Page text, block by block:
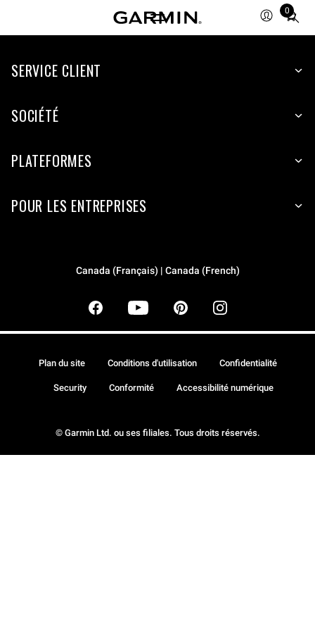
0
Total
items
cart:
SERVICE CLIENT
SOCIÉTÉ
PLATEFORMES
POUR LES ENTREPRISES
Canada (Français) | Canada (French)
© Garmin Ltd. ou ses filiales. Tous droits réservés.
Plan du site Conditions d'utilisation Confidentialité
Security Conformité Accessibilité numérique